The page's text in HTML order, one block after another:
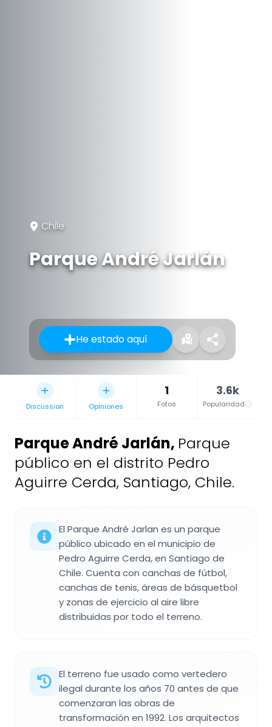
Chile
Parque André Jarlán
He estado aquí
Discussion Opiniones
1
Fotos
3.6k
Popularidad
Parque André Jarlán, Parque
público en el distrito Pedro
Aguirre Cerda, Santiago, Chile.
El Parque André Jarlan es un parque
público ubicado en el municipio de
Pedro Aguirre Cerda, en Santiago de
Chile. Cuenta con canchas de fútbol,
canchas de tenis, áreas de básquetbol
y zonas de ejercicio al aire libre
distribuidas por todo el terreno.
El terreno fue usado como vertedero
ilegal durante los años 70 antes de que
comenzaran las obras de
transformación en 1992. Los arquitectos